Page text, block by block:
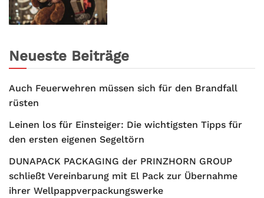
Neueste Beiträge
Auch Feuerwehren müssen sich für den Brandfall
rüsten
Leinen los für Einsteiger: Die wichtigsten Tipps für
den ersten eigenen Segeltörn
DUNAPACK PACKAGING der PRINZHORN GROUP
schließt Vereinbarung mit El Pack zur Übernahme
ihrer Wellpappverpackungswerke